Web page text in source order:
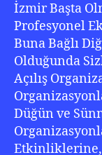
İzmir Başta
Profesyonel
Buna Bağlı
Olduğunda
Açılış
Düğün ve
Etkinliklerine,